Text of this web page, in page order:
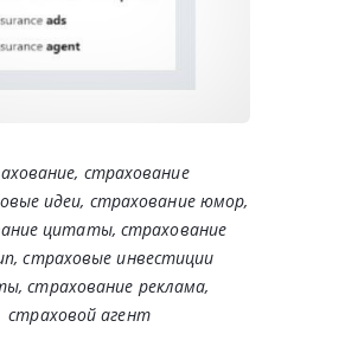
страхование
идеи, страхование юмор,
цитаты, страхование
страховые инвестиции
страхование реклама,
страховой агент